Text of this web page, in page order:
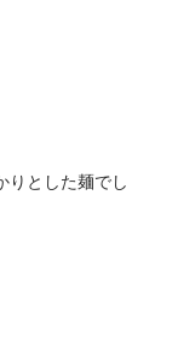
りとした麺でし